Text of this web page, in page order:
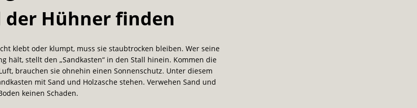
der Hühner finden
klebt oder klumpt, muss sie staubtrocken bleiben. Wer seine
hält, stellt den „Sandkasten“ in den Stall hinein. Kommen die
brauchen sie ohnehin einen Sonnenschutz. Unter diesem
mit Sand und Holzasche stehen. Verwehen Sand und
keinen Schaden.